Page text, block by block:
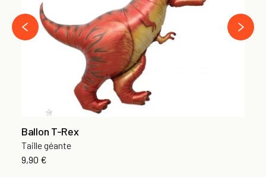
Ballon T-Rex
Taille géante
9,90 €
‹
›